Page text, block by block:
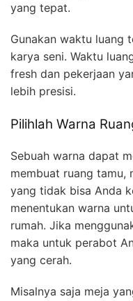
yang tepat.
Gunakan waktu luang
karya seni. Waktu
fresh dan pekerjaan
lebih presisi.
Pilihlah Warna
Sebuah warna dapat
membuat ruang tamu,
yang tidak bisa Anda
menentukan warna
rumah. Jika
maka untuk perabot
yang cerah.
Misalnya saja meja